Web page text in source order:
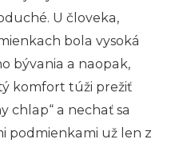
U človeka,
bola vysoká
bývania a naopak,
komfort túži prežiť
chlap“ a nechať sa
podmienkami už len z